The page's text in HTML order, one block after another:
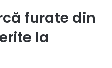
furate din
la